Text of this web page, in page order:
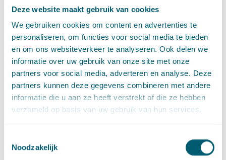
Deze website maakt gebruik van cookies
We gebruiken cookies om content en advertenties te
personaliseren, om functies voor social media te bieden
en om ons websiteverkeer te analyseren. Ook delen we
informatie over uw gebruik van onze site met onze
partners voor social media, adverteren en analyse. Deze
partners kunnen deze gegevens combineren met andere
informatie die u aan ze heeft verstrekt of die ze hebben
verzameld op basis van uw gebruik van hun services.
Noodzakelijk
Deel dit artikel viaLinkedInen e-mail
Expertises
Vastgoedrecht